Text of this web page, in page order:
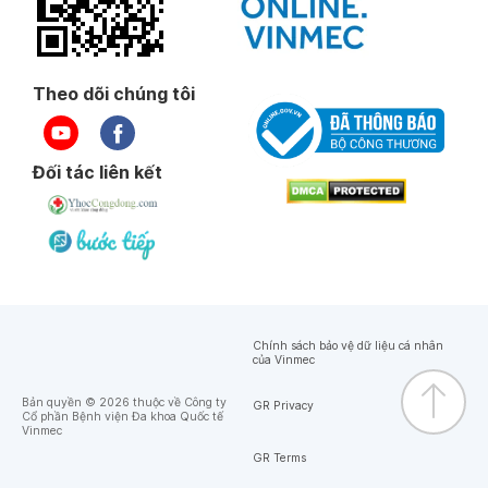
Theo dõi chúng tôi
Đối tác liên kết
Bản quyền © 2026 thuộc về Công ty
Cổ phần Bệnh viện Đa khoa Quốc tế
Vinmec
Chính sách bảo vệ dữ liệu cá nhân
của Vinmec
GR Privacy
GR Terms